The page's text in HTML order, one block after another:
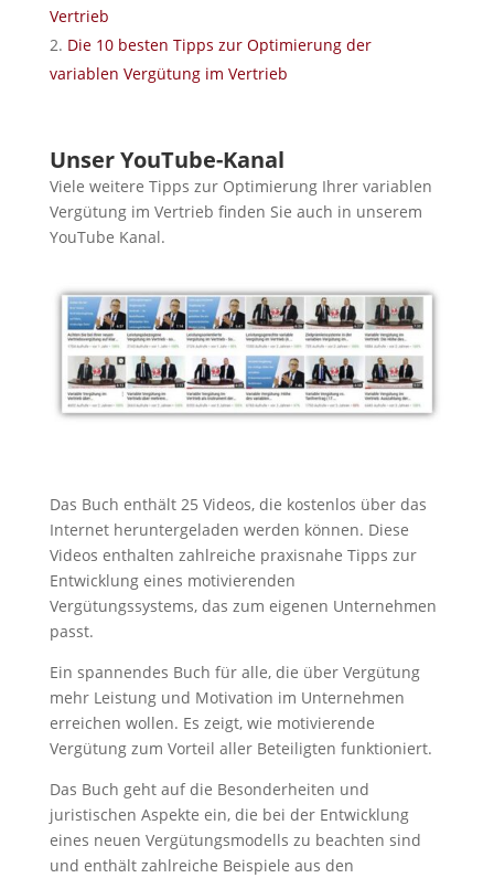
Vertrieb
Die 10 besten Tipps zur Optimierung der
variablen Vergütung im Vertrieb
Unser YouTube-Kanal
Viele weitere Tipps zur Optimierung Ihrer variablen
Vergütung im Vertrieb finden Sie auch in unserem
YouTube Kanal.
Das Buch enthält 25 Videos, die kostenlos über das
Internet heruntergeladen werden können. Diese
Videos enthalten zahlreiche praxisnahe Tipps zur
Entwicklung eines motivierenden
Vergütungssystems, das zum eigenen Unternehmen
passt.
Ein spannendes Buch für alle, die über Vergütung
mehr Leistung und Motivation im Unternehmen
erreichen wollen. Es zeigt, wie motivierende
Vergütung zum Vorteil aller Beteiligten funktioniert.
Das Buch geht auf die Besonderheiten und
juristischen Aspekte ein, die bei der Entwicklung
eines neuen Vergütungsmodells zu beachten sind
und enthält zahlreiche Beispiele aus den